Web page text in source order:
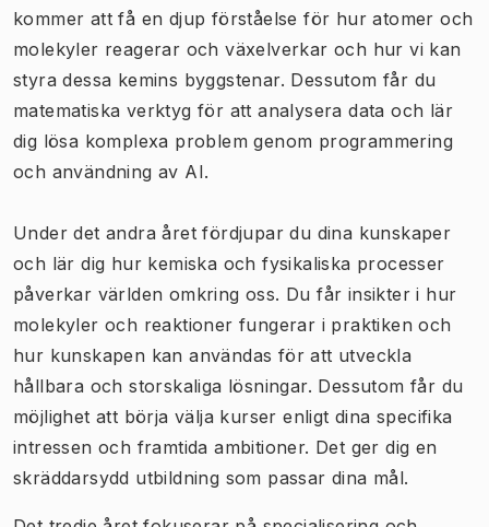
kommer att få en djup förståelse för hur atomer och
molekyler reagerar och växelverkar och hur vi kan
styra dessa kemins byggstenar. Dessutom får du
matematiska verktyg för att analysera data och lär
dig lösa komplexa problem genom programmering
och användning av AI.
Under det andra året fördjupar du dina kunskaper
och lär dig hur kemiska och fysikaliska processer
påverkar världen omkring oss. Du får insikter i hur
molekyler och reaktioner fungerar i praktiken och
hur kunskapen kan användas för att utveckla
hållbara och storskaliga lösningar. Dessutom får du
möjlighet att börja välja kurser enligt dina specifika
intressen och framtida ambitioner. Det ger dig en
skräddarsydd utbildning som passar dina mål.